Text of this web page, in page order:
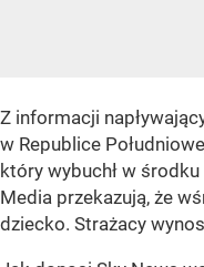
Z informacji
w Republice
który wybuchł w
Media przekazują, że
dziecko. Strażacy